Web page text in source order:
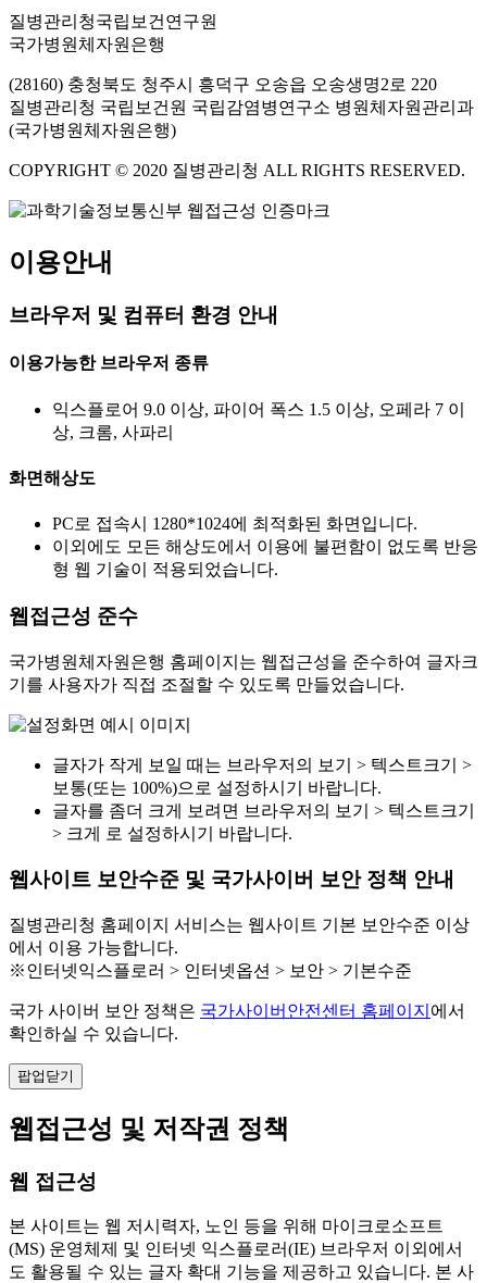
질병관리청국립보건연구원
국가병원체자원은행
(28160) 충청북도 청주시 흥덕구 오송읍 오송생명2로 220
질병관리청 국립보건원 국립감염병연구소 병원체자원관리과
(국가병원체자원은행)
COPYRIGHT © 2020 질병관리청 ALL RIGHTS RESERVED.
이용안내
브라우저 및 컴퓨터 환경 안내
이용가능한 브라우저 종류
익스플로어 9.0 이상, 파이어 폭스 1.5 이상, 오페라 7 이
상, 크롬, 사파리
화면해상도
PC로 접속시 1280*1024에 최적화된 화면입니다.
이외에도 모든 해상도에서 이용에 불편함이 없도록 반응
형 웹 기술이 적용되었습니다.
웹접근성 준수
국가병원체자원은행 홈페이지는 웹접근성을 준수하여 글자크
기를 사용자가 직접 조절할 수 있도록 만들었습니다.
글자가 작게 보일 때는 브라우저의 보기 > 텍스트크기 >
보통(또는 100%)으로 설정하시기 바랍니다.
글자를 좀더 크게 보려면 브라우저의 보기 > 텍스트크기
> 크게 로 설정하시기 바랍니다.
웹사이트 보안수준 및 국가사이버 보안 정책 안내
질병관리청 홈페이지 서비스는 웹사이트 기본 보안수준 이상
에서 이용 가능합니다.
※인터넷익스플로러 > 인터넷옵션 > 보안 > 기본수준
국가 사이버 보안 정책은 국가사이버안전센터 홈페이지 에서
확인하실 수 있습니다.
팝업닫기
웹접근성 및 저작권 정책
웹 접근성
본 사이트는 웹 저시력자, 노인 등을 위해 마이크로소프트
(MS) 운영체제 및 인터넷 익스플로러(IE) 브라우저 이외에서
도 활용될 수 있는 글자 확대 기능을 제공하고 있습니다. 본 사